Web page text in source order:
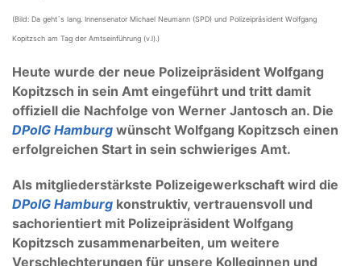
(Bild: Da geht`s lang. Innensenator Michael Neumann (SPD) und Polizeipräsident Wolfgang
Kopitzsch am Tag der Amtseinführung (v.l).)
Heute wurde der neue Polizeipräsident Wolfgang
Kopitzsch in sein Amt eingeführt und tritt damit
offiziell die Nachfolge von Werner Jantosch an. Die
DPolG Hamburg wünscht Wolfgang Kopitzsch einen
erfolgreichen Start in sein schwieriges Amt.
Als mitgliederstärkste Polizeigewerkschaft wird die
DPolG Hamburg konstruktiv, vertrauensvoll und
sachorientiert mit Polizeipräsident Wolfgang
Kopitzsch zusammenarbeiten, um weitere
Verschlechterungen für unsere Kolleginnen und